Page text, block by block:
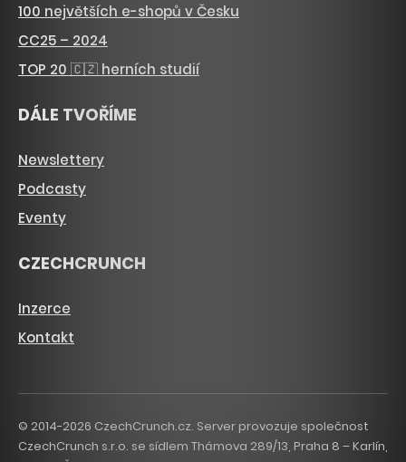
100 největších e-shopů v Česku
CC25 – 2024
TOP 20 🇨🇿 herních studií
DÁLE TVOŘÍME
Newslettery
Podcasty
Eventy
CZECHCRUNCH
Inzerce
Kontakt
© 2014-2026 CzechCrunch.cz. Server provozuje společnost
CzechCrunch s.r.o. se sídlem Thámova 289/13, Praha 8 – Karlín,